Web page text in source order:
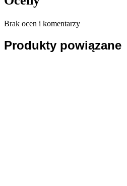
Brak ocen i komentarzy
Produkty powiązane